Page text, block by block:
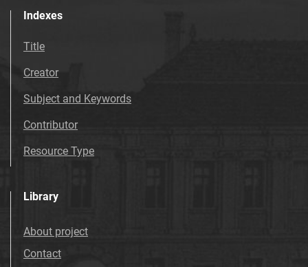
Indexes
Title
Creator
Subject and Keywords
Contributor
Resource Type
Library
About project
Contact